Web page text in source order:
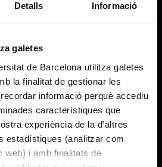
Detalls Informació
galetes
de Barcelona utilitza galetes
la finalitat de gestionar les
informació perquè accediu
característiques que
experiència de la d’altres
estadístiques (analitzar com
web) i amb finalitats de